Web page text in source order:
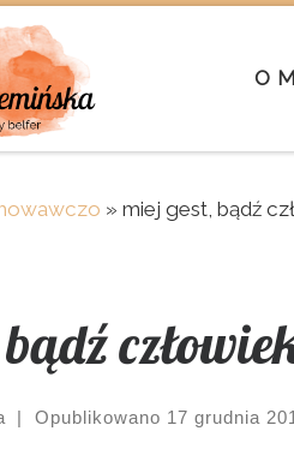
O
» miej gest, bądź
| Opublikowano 17 grudnia